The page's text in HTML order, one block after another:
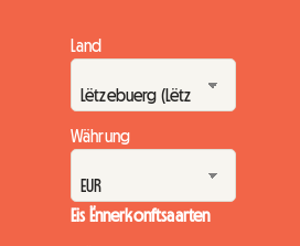
Land
Währung
Eis Ënnerkonftsaarten